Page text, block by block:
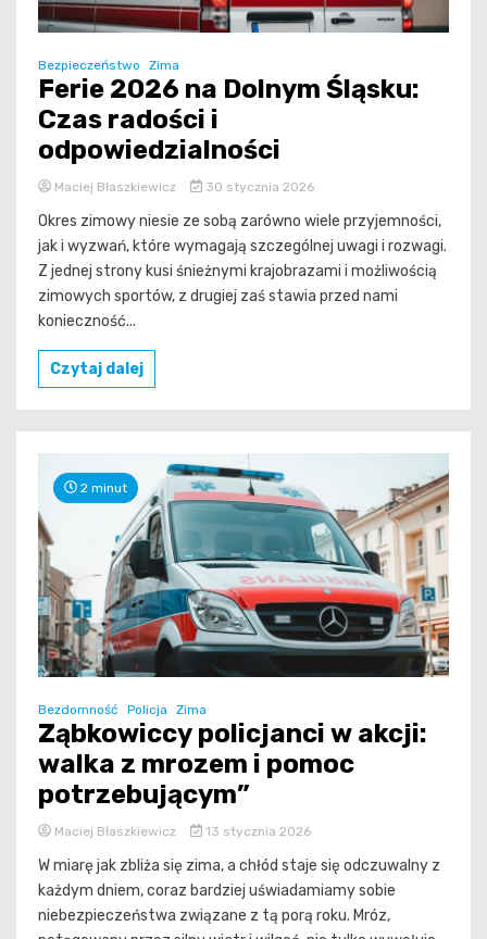
Bezpieczeństwo Zima
Ferie 2026 na Dolnym Śląsku:
Czas radości i
odpowiedzialności
Maciej Błaszkiewicz 30 stycznia 2026
Okres zimowy niesie ze sobą zarówno wiele przyjemności,
jak i wyzwań, które wymagają szczególnej uwagi i rozwagi.
Z jednej strony kusi śnieżnymi krajobrazami i możliwością
zimowych sportów, z drugiej zaś stawia przed nami
konieczność...
Czytaj dalej
2 minut
Bezdomność Policja Zima
Ząbkowiccy policjanci w akcji:
walka z mrozem i pomoc
potrzebującym”
Maciej Błaszkiewicz 13 stycznia 2026
W miarę jak zbliża się zima, a chłód staje się odczuwalny z
każdym dniem, coraz bardziej uświadamiamy sobie
niebezpieczeństwa związane z tą porą roku. Mróz,